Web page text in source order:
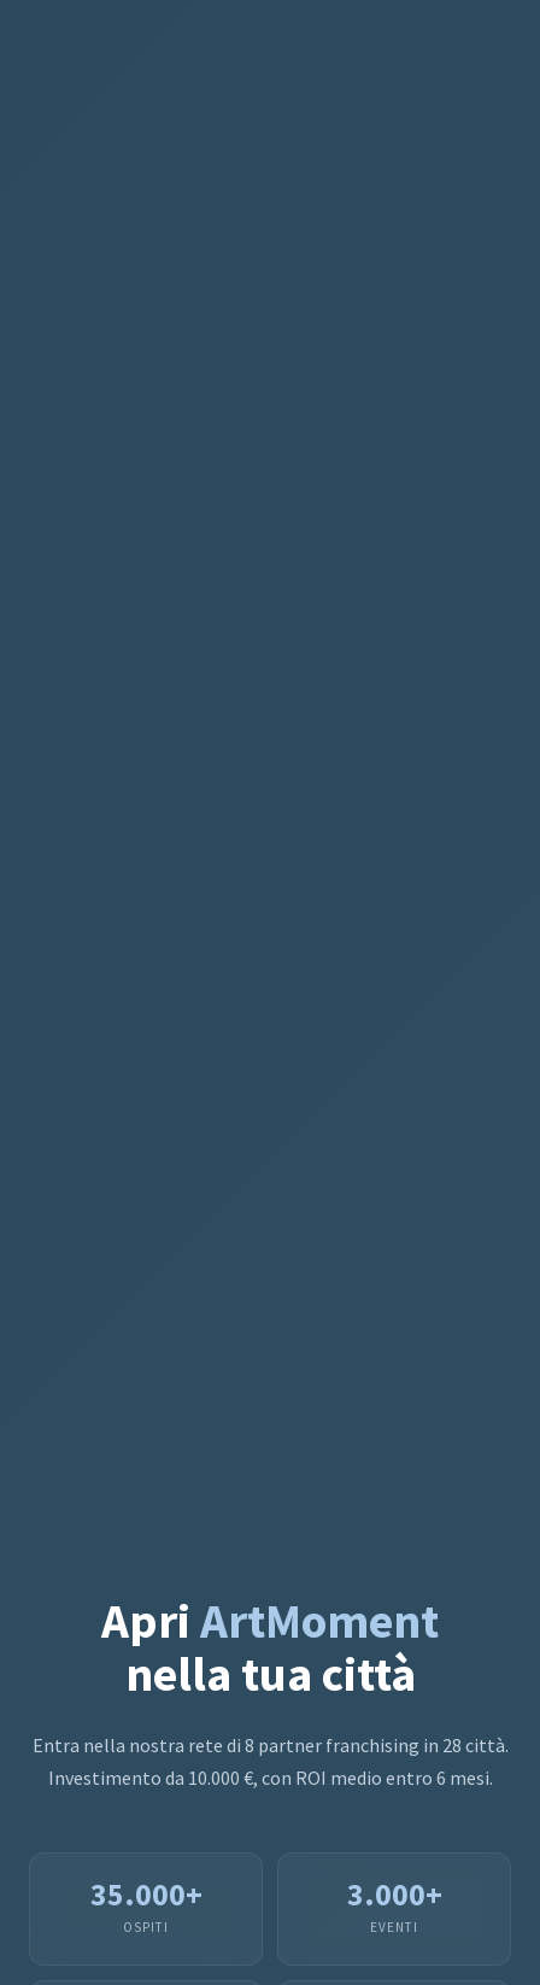
Apri ArtMoment
nella tua città
Entra nella nostra rete di 8 partner franchising in 28 città.
Investimento da 10.000 €, con ROI medio entro 6 mesi.
35.000+
OSPITI
3.000+
EVENTI